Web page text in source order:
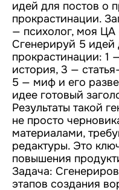
идей для постов о
прокрастинации.
— психолог, моя
Сгенерируй 5 идей
прокрастинации: 1
история, 3 —
5 — миф и его
идее готовый
Результаты такой
не просто
материалами,
редактуры. Это
повышения
Задача:
этапов создания